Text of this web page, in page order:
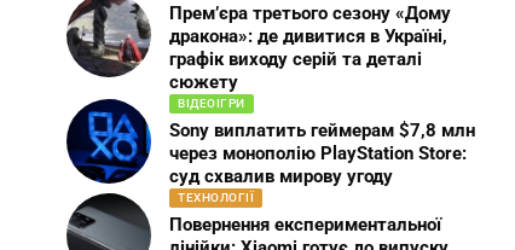
Прем’єра третього сезону «Дому
дракона»: де дивитися в Україні,
графік виходу серій та деталі
сюжету
ВІДЕОІГРИ
Sony виплатить геймерам $7,8 млн
через монополію PlayStation Store:
суд схвалив мирову угоду
ТЕХНОЛОГІЇ
Повернення експериментальної